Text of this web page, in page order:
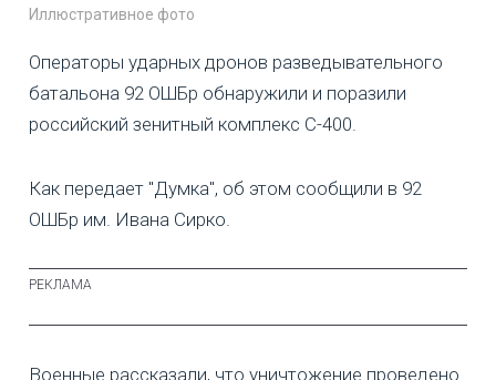
Иллюстративное фото
Операторы ударных дронов разведывательного
батальона 92 ОШБр обнаружили и поразили
российский зенитный комплекс С-400.
Как передает "Думка", об этом сообщили в 92
ОШБр им. Ивана Сирко.
Военные рассказали, что уничтожение проведено